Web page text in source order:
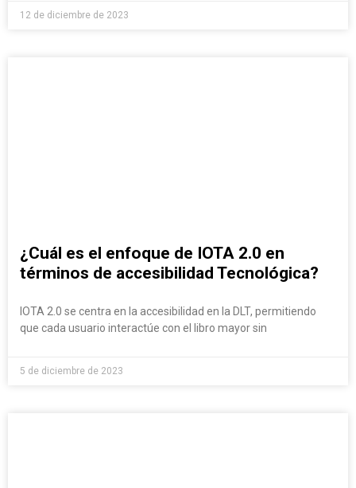
12 de diciembre de 2023
¿Cuál es el enfoque de IOTA 2.0 en
términos de accesibilidad Tecnológica?
IOTA 2.0 se centra en la accesibilidad en la DLT, permitiendo
que cada usuario interactúe con el libro mayor sin
5 de diciembre de 2023